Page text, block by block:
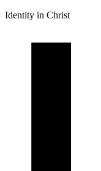
Identity in Christ